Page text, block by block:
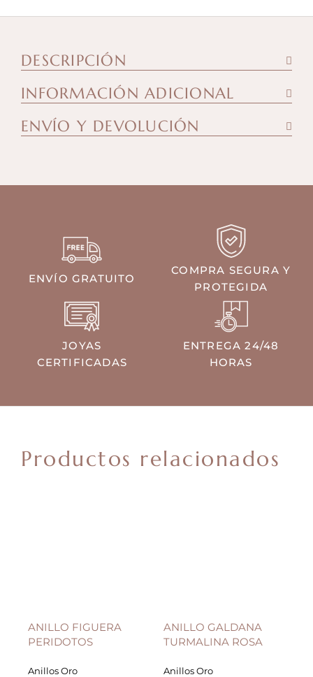
DESCRIPCIÓN
INFORMACIÓN ADICIONAL
ENVÍO Y DEVOLUCIÓN
ENVÍO GRATUITO
COMPRA SEGURA Y
PROTEGIDA
JOYAS
CERTIFICADAS
ENTREGA 24/48
HORAS
Productos relacionados
ANILLO FIGUERA
PERIDOTOS
Anillos Oro
ANILLO GALDANA
TURMALINA ROSA
Anillos Oro